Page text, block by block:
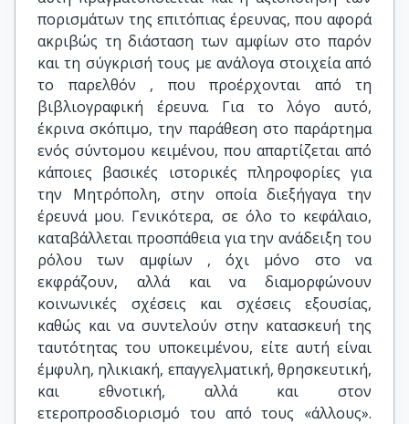
πορισμάτων της επιτόπιας έρευνας, που αφορά
ακριβώς τη διάσταση των αμφίων στο παρόν
και τη σύγκρισή τους με ανάλογα στοιχεία από
το παρελθόν , που προέρχονται από τη
βιβλιογραφική έρευνα. Για το λόγο αυτό,
έκρινα σκόπιμο, την παράθεση στο παράρτημα
ενός σύντομου κειμένου, που απαρτίζεται από
κάποιες βασικές ιστορικές πληροφορίες για
την Μητρόπολη, στην οποία διεξήγαγα την
έρευνά μου. Γενικότερα, σε όλο το κεφάλαιο,
καταβάλλεται προσπάθεια για την ανάδειξη του
ρόλου των αμφίων , όχι μόνο στο να
εκφράζουν, αλλά και να διαμορφώνουν
κοινωνικές σχέσεις και σχέσεις εξουσίας,
καθώς και να συντελούν στην κατασκευή της
ταυτότητας του υποκειμένου, είτε αυτή είναι
έμφυλη, ηλικιακή, επαγγελματική, θρησκευτική,
και εθνοτική, αλλά και στον
ετεροπροσδιορισμό του από τους «άλλους».